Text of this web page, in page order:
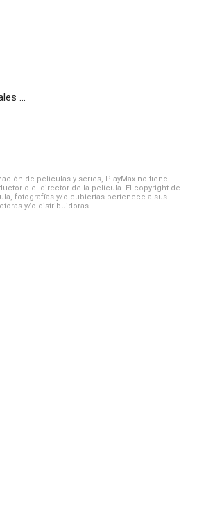
Thomas Rosales Jr.
de películas y series, PlayMax no tiene
o el director de la película. El copyright de
fotografías y/o cubiertas pertenece a sus
y/o distribuidoras.